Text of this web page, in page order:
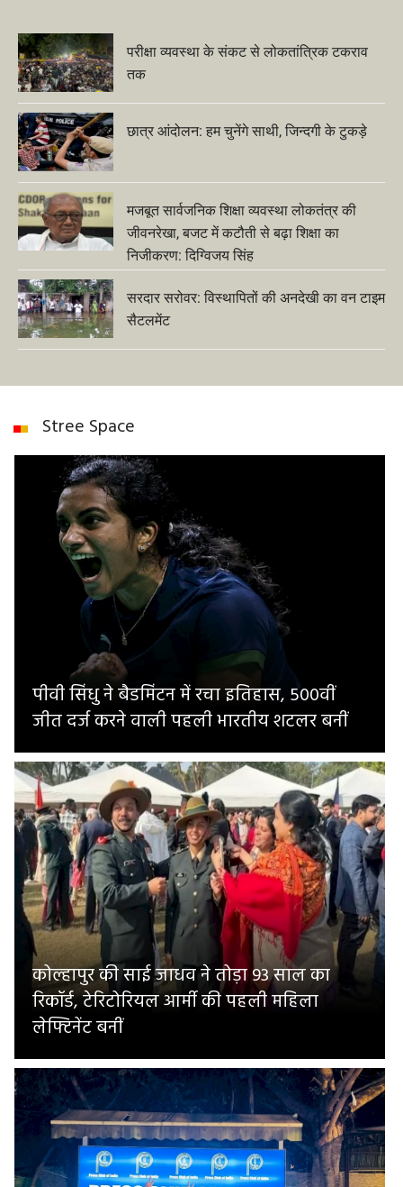
परीक्षा व्यवस्था के संकट से लोकतांत्रिक टकराव
तक
छात्र आंदोलन: हम चुनेंगे साथी, जिन्दगी के टुकड़े
मजबूत सार्वजनिक शिक्षा व्यवस्था लोकतंत्र की
जीवनरेखा, बजट में कटौती से बढ़ा शिक्षा का
निजीकरण: दिग्विजय सिंह
सरदार सरोवर: विस्थापितों की अनदेखी का वन टाइम
सैटलमेंट
Stree Space
पीवी सिंधु ने बैडमिंटन में रचा इतिहास, 500वीं
जीत दर्ज करने वाली पहली भारतीय शटलर बनीं
कोल्हापुर की साई जाधव ने तोड़ा 93 साल का
रिकॉर्ड, टेरिटोरियल आर्मी की पहली महिला
लेफ्टिनेंट बनीं